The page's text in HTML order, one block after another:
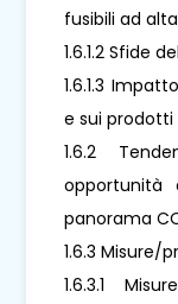
fusibili ad
1.6.1.2 Sfide
1.6.1.3
e sui
1.6.2
panorama
1.6.3 Misure/
1.6.3.1